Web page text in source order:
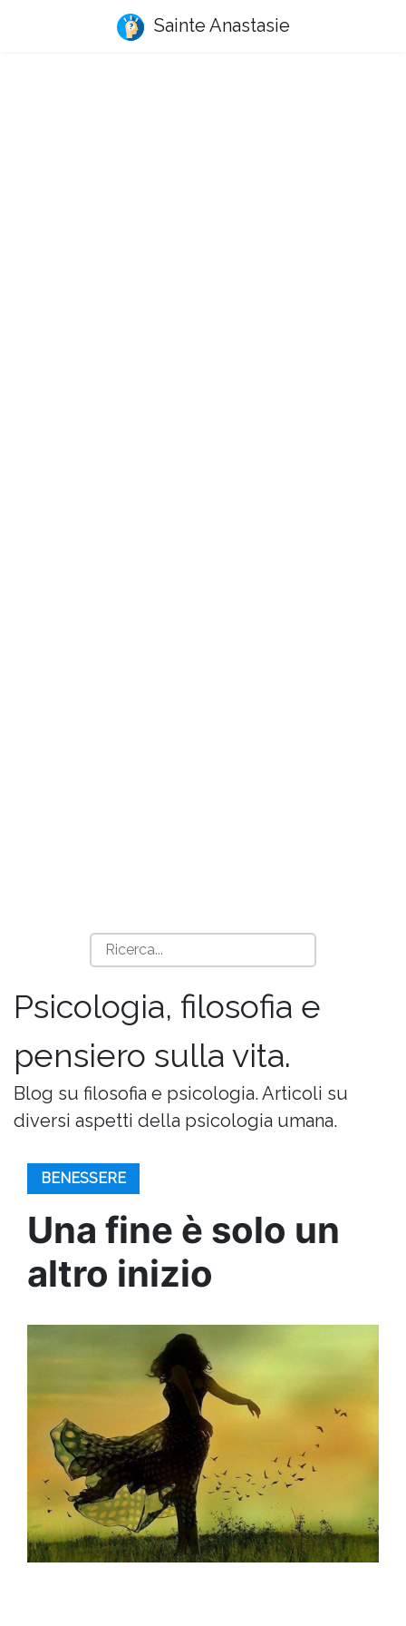
Sainte Anastasie
Psicologia, filosofia e
pensiero sulla vita.
Blog su filosofia e psicologia. Articoli su
diversi aspetti della psicologia umana.
BENESSERE
Una fine è solo un
altro inizio